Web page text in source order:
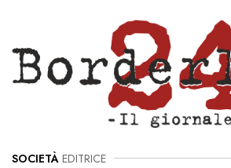
SOCIETÀ EDITRICE